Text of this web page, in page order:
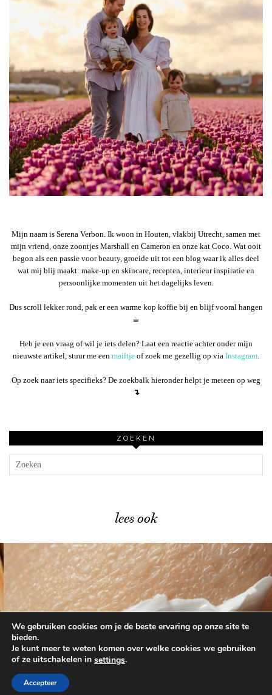
Mijn naam is Serena Verbon. Ik woon in Houten, vlakbij Utrecht, samen met
mijn vriend, onze zoontjes Marshall en Cameron en onze kat Coco. Wat ooit
begon als een passie voor beauty, groeide uit tot een blog waar ik alles deel
wat mij blij maakt: make-up en skincare, recepten, interieur inspiratie en
persoonlijke momenten uit het dagelijks leven.
Dus scroll lekker rond, pak er een warme kop koffie bij en blijf vooral hangen
☕︎
Heb je een vraag of wil je iets delen? Laat een reactie achter onder mijn
nieuwste artikel, stuur me een mailtje of zoek me gezellig op via Instagram.
Op zoek naar iets specifieks? De zoekbalk hieronder helpt je meteen op weg
↴
ZOEKEN
lees ook
Niemand praat over deze 3 …
We gebruiken cookies om je de beste ervaring op onze site te
bieden.
Je kunt meer te weten komen over welke cookies we gebruiken
of ze uitschakelen in settings.
Accepteer